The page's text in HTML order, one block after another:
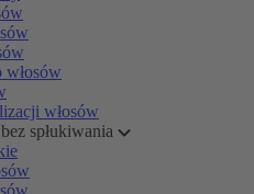
włosów
włosów
spłukiwania